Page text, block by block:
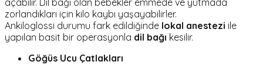
zorlandıkları için kilo kaybı yaşayabilirler.
Ankiloglossi durumu fark edildiğinde lokal anestezi ile
yapılan basit bir operasyonla dil bağı kesilir.
Göğüs Ucu Çatlakları